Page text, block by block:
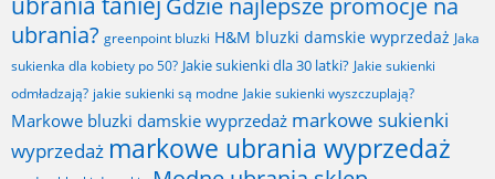
Gdzie najlepsze promocje na
ubrania? greenpoint bluzki H&M bluzki damskie wyprzedaż Jaka
sukienka dla kobiety po 50? Jakie sukienki dla 30 latki? Jakie sukienki
odmładzają? jakie sukienki są modne Jakie sukienki wyszczuplają?
Markowe bluzki damskie wyprzedaż markowe sukienki
wyprzedaż markowe ubrania wyprzedaż